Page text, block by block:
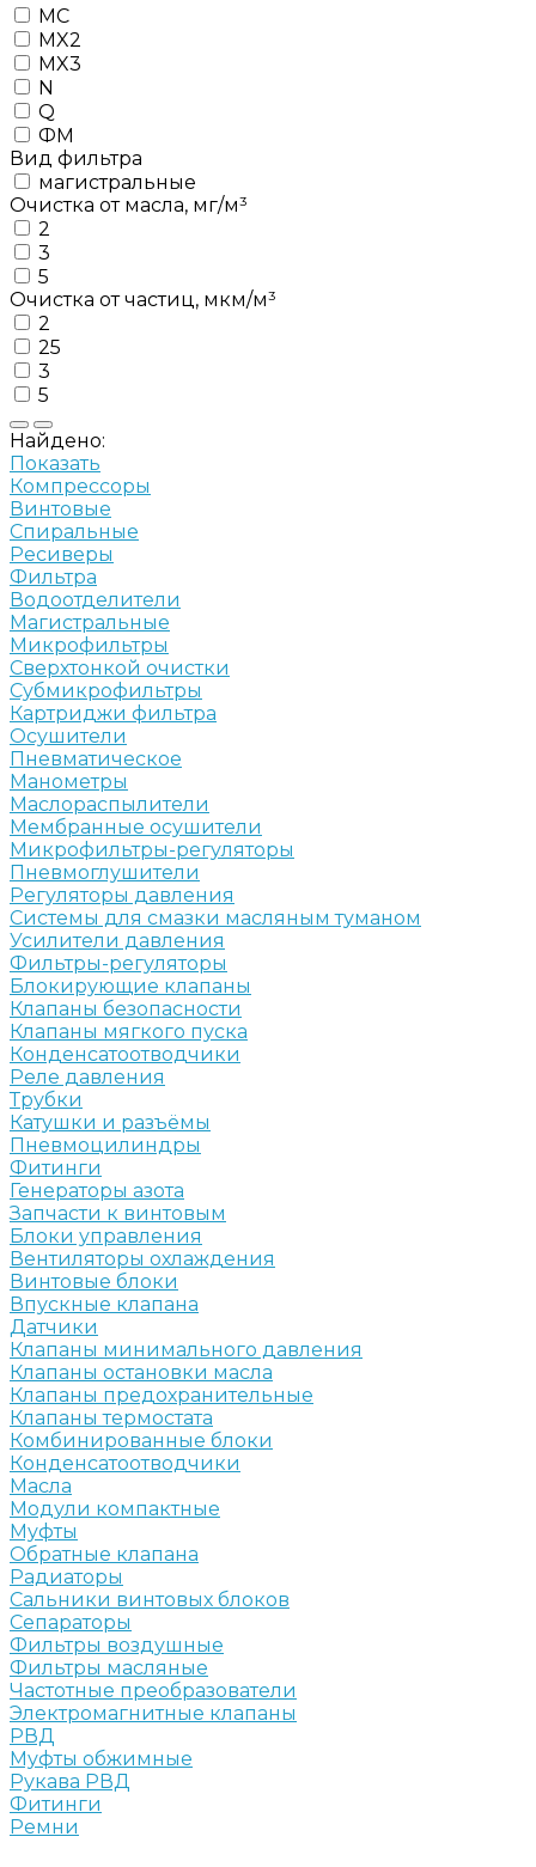
MC
MX2
MX3
N
Q
ФМ
Вид фильтра
магистральные
Очистка от масла, мг/м³
2
3
5
Очистка от частиц, мкм/м³
2
25
3
5
Найдено:
Показать
Компрессоры
Винтовые
Спиральные
Ресиверы
Фильтра
Водоотделители
Магистральные
Микрофильтры
Сверхтонкой очистки
Субмикрофильтры
Картриджи фильтра
Осушители
Пневматическое
Манометры
Маслораспылители
Мембранные осушители
Микрофильтры-регуляторы
Пневмоглушители
Регуляторы давления
Системы для смазки масляным туманом
Усилители давления
Фильтры-регуляторы
Блокирующие клапаны
Клапаны безопасности
Клапаны мягкого пуска
Конденсатоотводчики
Реле давления
Трубки
Катушки и разъёмы
Пневмоцилиндры
Фитинги
Генераторы азота
Запчасти к винтовым
Блоки управления
Вентиляторы охлаждения
Винтовые блоки
Впускные клапана
Датчики
Клапаны минимального давления
Клапаны остановки масла
Клапаны предохранительные
Клапаны термостата
Комбинированные блоки
Конденсатоотводчики
Масла
Модули компактные
Муфты
Обратные клапана
Радиаторы
Сальники винтовых блоков
Сепараторы
Фильтры воздушные
Фильтры масляные
Частотные преобразователи
Электромагнитные клапаны
РВД
Муфты обжимные
Рукава РВД
Фитинги
Ремни